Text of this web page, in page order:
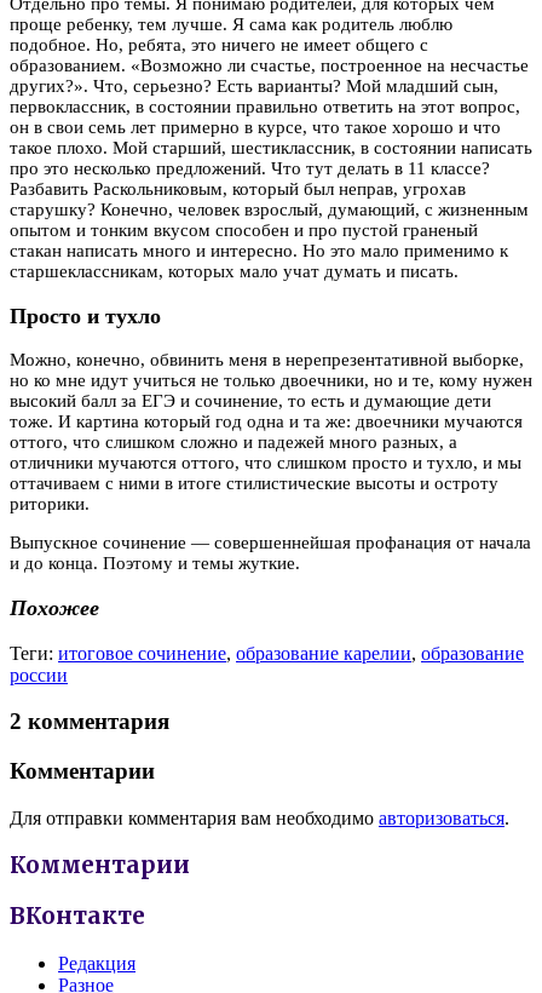
Отдельно про темы. Я понимаю родителей, для которых чем
проще ребенку, тем лучше. Я сама как родитель люблю
подобное. Но, ребята, это ничего не имеет общего с
образованием. «Возможно ли счастье, построенное на несчастье
других?». Что, серьезно? Есть варианты? Мой младший сын,
первоклассник, в состоянии правильно ответить на этот вопрос,
он в свои семь лет примерно в курсе, что такое хорошо и что
такое плохо. Мой старший, шестиклассник, в состоянии написать
про это несколько предложений. Что тут делать в 11 классе?
Разбавить Раскольниковым, который был неправ, угрохав
старушку? Конечно, человек взрослый, думающий, с жизненным
опытом и тонким вкусом способен и про пустой граненый
стакан написать много и интересно. Но это мало применимо к
старшеклассникам, которых мало учат думать и писать.
Просто и тухло
Можно, конечно, обвинить меня в нерепрезентативной выборке,
но ко мне идут учиться не только двоечники, но и те, кому нужен
высокий балл за ЕГЭ и сочинение, то есть и думающие дети
тоже. И картина который год одна и та же: двоечники мучаются
оттого, что слишком сложно и падежей много разных, а
отличники мучаются оттого, что слишком просто и тухло, и мы
оттачиваем с ними в итоге стилистические высоты и остроту
риторики.
Выпускное сочинение — совершеннейшая профанация от начала
и до конца. Поэтому и темы жуткие.
Похожее
Теги: итоговое сочинение, образование карелии, образование
россии
2 комментария
Комментарии
Для отправки комментария вам необходимо авторизоваться.
Комментарии
ВКонтакте
Редакция
Разное